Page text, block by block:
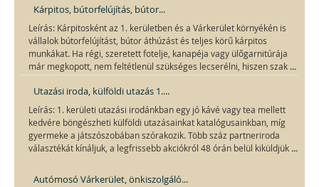
Kárpitos, bútorfelújítás, bútor...
Leírás: Kárpitosként az 1. kerületben és a Várkerület környékén is
vállalok bútorfelújítást, bútor áthúzást és teljes körű kárpitos
munkákat. Ha régi, szeretett fotelje, kanapéja vagy ülőgarnitúrája
már megkopott, nem feltétlenül szükséges lecserélni, hiszen szak ...
Utazási iroda, külföldi utazás 1....
Leírás: 1. kerületi utazási irodánkban egy jó kávé vagy tea mellett
kedvére böngészheti külföldi utazásainkat katalógusainkban, míg
gyermeke a játszószobában szórakozik. Több száz partneriroda
választékát kínáljuk, a legfrissebb akciókról 48 órán belül kiküldjük ...
Autómosó Várkerület, önkiszolgáló...